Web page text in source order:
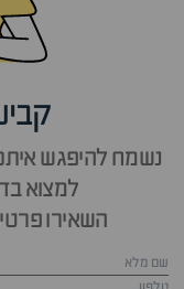
נשמח להיפגש
למצוא
השאירו